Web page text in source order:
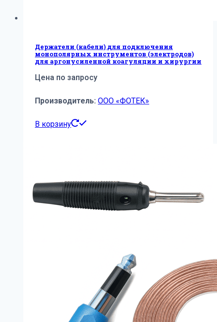
Держатели (кабели) для подключения
монополярных инструментов (электродов)
для аргонусиленной коагуляции и хирургии
Цена по запросу
Производитель: ООО «ФОТЕК»
В корзину